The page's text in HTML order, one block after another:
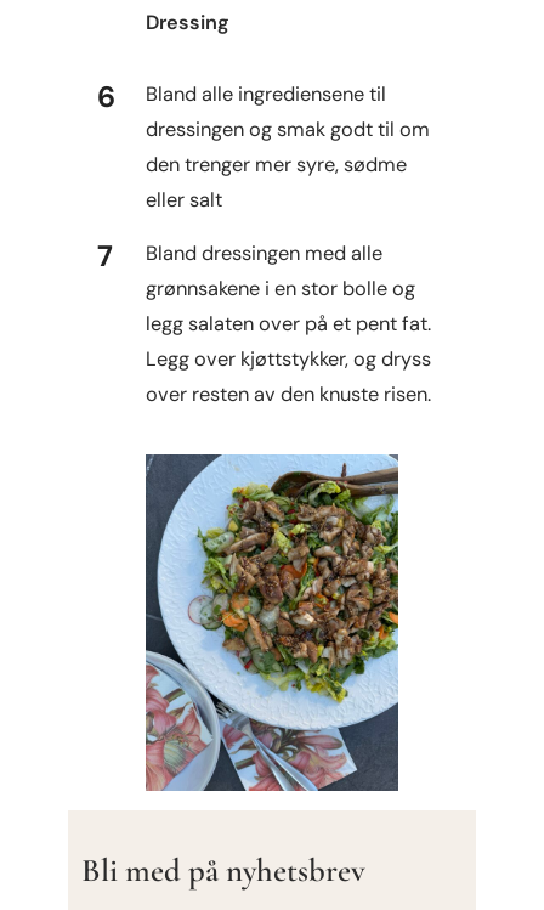
Dressing
Bland alle ingrediensene til
dressingen og smak godt til om
den trenger mer syre, sødme
eller salt
Bland dressingen med alle
grønnsakene i en stor bolle og
legg salaten over på et pent fat.
Legg over kjøttstykker, og dryss
over resten av den knuste risen.
Bli med på nyhetsbrev